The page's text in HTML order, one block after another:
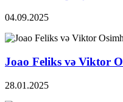
04.09.2025
Joao Feliks və Viktor
28.01.2025